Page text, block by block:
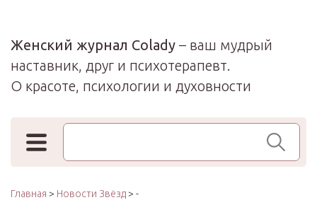
Женский журнал Colady – ваш мудрый
наставник, друг и психотерапевт.
О красоте, психологии и духовности
Поиск по сайту
Главная > Новости Звёзд> -